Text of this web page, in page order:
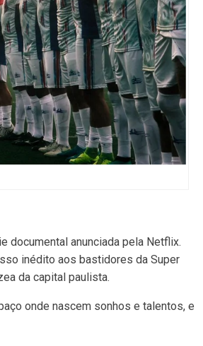
documental anunciada pela Netflix.
inédito aos bastidores da Super
da capital paulista.
onde nascem sonhos e talentos, e